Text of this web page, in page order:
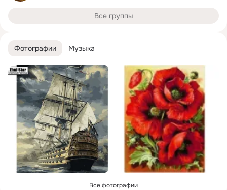
Фотографии Музыка
Все фотографии
Все группы